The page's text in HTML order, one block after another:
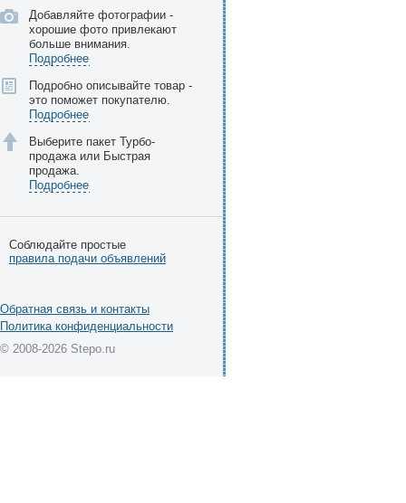
Добавляйте фотографии -
хорошие фото привлекают
больше внимания.
Подробнее
Подробно описывайте товар -
это поможет покупателю.
Подробнее
Выберите пакет Турбо-
продажа или Быстрая
продажа.
Подробнее
Соблюдайте простые
правила подачи объявлений
Обратная связь и контакты
Политика конфиденциальности
© 2008-2026 Stepo.ru